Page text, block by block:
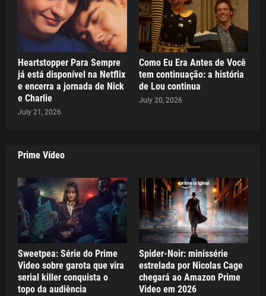
Heartstopper Para Sempre
já está disponível na Netflix
e encerra a jornada de Nick
e Charlie
July 21, 2026
Como Eu Era Antes de Você
tem continuação: a história
de Lou continua
July 20, 2026
Prime Vídeo
Sweetpea: Série do Prime
Video sobre garota que vira
serial killer conquista o
topo da audiência
Spider-Noir: minissérie
estrelada por Nicolas Cage
chegará ao Amazon Prime
Video em 2026